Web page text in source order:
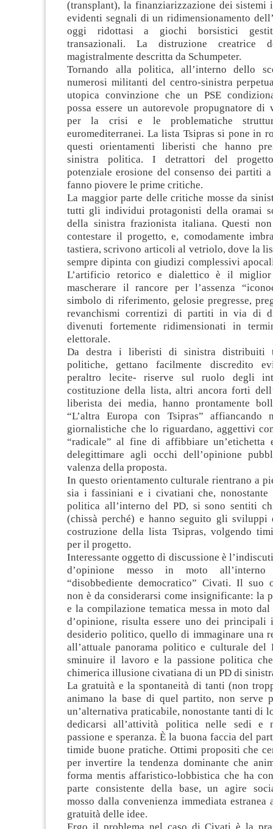
(transplant), la finanziarizzazione dei sistemi
evidenti segnali di un ridimensionamento
oggi ridottasi a giochi borsistici
transazionali. La distruzione creatrice
magistralmente descritta da Schumpeter.
Tornando alla politica, all’interno dello
numerosi militanti del centro-sinistra
utopica convinzione che un PSE
possa essere un autorevole propugnatore di
per la crisi e le problematiche
euromediterranei. La lista Tsipras si pone in
questi orientamenti liberisti che hanno
sinistra politica. I detrattori del
potenziale erosione del consenso dei partiti
fanno piovere le prime critiche.
La maggior parte delle critiche mosse da
tutti gli individui protagonisti della oramai
della sinistra frazionista italiana. Questi
contestare il progetto, e, comodamente
tastiera, scrivono articoli al vetriolo, dove la
sempre dipinta con giudizi complessivi
L’artificio retorico e dialettico è il miglior
mascherare il rancore per l’assenza
simbolo di riferimento, gelosie pregresse,
revanchismi correntizi di partiti in via di
divenuti fortemente ridimensionati in
elettorale.
Da destra i liberisti di sinistra distribuiti
politiche, gettano facilmente discredito
peraltro lecite- riserve sul ruolo degli
costituzione della lista, altri ancora forti
liberista dei media, hanno prontamente
“L’altra Europa con Tsipras” affiancando
giornalistiche che lo riguardano, aggettivi
“radicale” al fine di affibbiare un’etichetta
delegittimare agli occhi dell’opinione
valenza della proposta.
In questo orientamento culturale rientrano a
sia i fassiniani e i civatiani che, nonostante
politica all’interno del PD, si sono sentiti
(chissà perché) e hanno seguito gli sviluppi
costruzione della lista Tsipras, volgendo
per il progetto.
Interessante oggetto di discussione è
d’opinione messo in moto
“disobbediente democratico” Civati. Il suo
non è da considerarsi come insignificante: la
e la compilazione tematica messa in moto
d’opinione, risulta essere uno dei
desiderio politico, quello di immaginare una
all’attuale panorama politico e culturale del
sminuire il lavoro e la passione politica
chimerica illusione civatiana di un PD di
La gratuità e la spontaneità di tanti (non
animano la base di quel partito, non serve
un’alternativa praticabile, nonostante tanti di
dedicarsi all’attività politica nelle sedi e
passione e speranza. È la buona faccia del
timide buone pratiche. Ottimi propositi che
per invertire la tendenza dominante che
forma mentis affaristico-lobbistica che ha
parte consistente della base, un agire
mosso dalla convenienza immediata
gratuità delle idee.